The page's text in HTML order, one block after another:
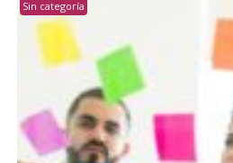
Sin categoría